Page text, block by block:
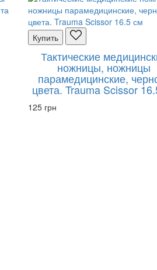
Купить
Тактические
ножницы, ножницы
парамедицинские,
цвета. Trauma Scissor
125 грн